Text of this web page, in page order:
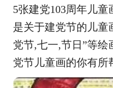
5张建党103周年儿童
是关于建党节的儿童
党节,七一,节日”等
党节儿童画的你有所